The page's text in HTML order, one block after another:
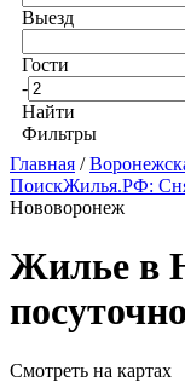
Выезд
Гости
-
Найти
Фильтры
Главная /
ПоискЖилья.РФ:
Нововоронеж
Жилье в
посуточно
Смотреть на картах